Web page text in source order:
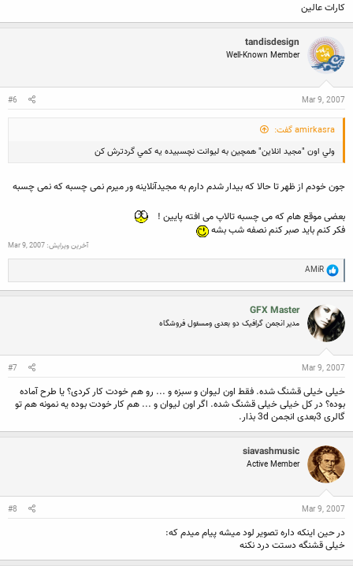
کارات عالین
tandisdesign
Well-Known Member
Mar 9, 2007
#6
amirkasra گفت:
ولي اون "‌مجيد انلاين" همچين به ليوانت نچسبيده يه كمي گردترش كن
جون خودم از ظهر تا حالا که بیدار شدم دارم به مجیدآنلاینه ور میرم نمی چسبه که نمی چسبه
بعضی موقع هام که می چسبه تالاپ می افته پایین !
فکر کنم باید صبر کنم نصفه شب بشه
آخرین ویرایش: Mar 9, 2007
R
a
t
i
o
n
:
AMiR
GFX Master
مدیر انجمن گرافیک دو بعدی ومسئول فروشگاه
Mar 9, 2007
#7
خیلی خیلی قشنگ شده. فقط اون لیوان و سبزه و ... رو هم خودت کار کردی؟ یا طرح آماده
بوده؟ در کل خیلی خیلی قشنگ شده. اگر اون لیوان و ... هم کار خودت بوده یه نمونه هم تو
گالری 3بعدی انجمن 3d بذار.
siavashmusic
Active Member
Mar 9, 2007
#8
در حین اینکه داره تصویر لود میشه پیام میدم که:
خیلی قشنگه دستت درد نکنه